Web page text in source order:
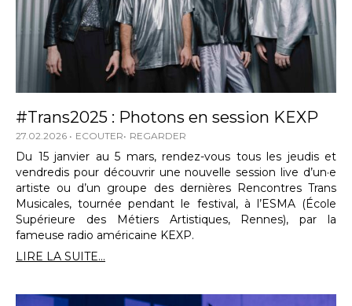
#Trans2025 : Photons en session KEXP
27.02.2026 ECOUTER REGARDER
Du 15 janvier au 5 mars, rendez-vous tous les jeudis et
vendredis pour découvrir une nouvelle session live d’un·e
artiste ou d’un groupe des dernières Rencontres Trans
Musicales, tournée pendant le festival, à l’ESMA (École
Supérieure des Métiers Artistiques, Rennes), par la
fameuse radio américaine KEXP.
LIRE LA SUITE...